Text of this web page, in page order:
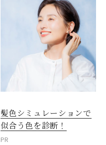
髪色シミュレーションで
似合う色を診断！
PR